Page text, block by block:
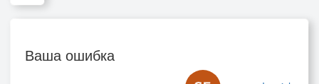
Ваша ошибка